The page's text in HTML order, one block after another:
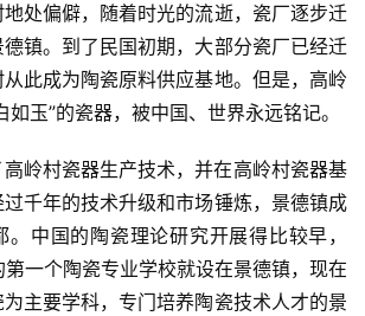
处偏僻，随着时光的流逝，瓷厂逐步迁
镇。到了民国初期，大部分瓷厂已经迁
此成为陶瓷原料供应基地。但是，高岭
如玉”的瓷器，被中国、世界永远铭记。
岭村瓷器生产技术，并在高岭村瓷器基
千年的技术升级和市场锤炼，景德镇成
中国的陶瓷理论研究开展得比较早，
第一个陶瓷专业学校就设在景德镇，现在
主要学科，专门培养陶瓷技术人才的景